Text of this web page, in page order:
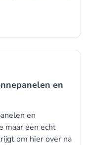
en
en
maar een echt
om hier over na